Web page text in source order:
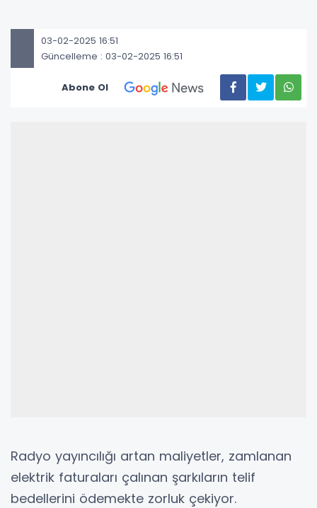
03-02-2025 16:51
Güncelleme : 03-02-2025 16:51
Abone Ol
Radyo yayıncılığı artan maliyetler, zamlanan
elektrik faturaları çalınan şarkıların telif
bedellerini ödemekte zorluk çekiyor.